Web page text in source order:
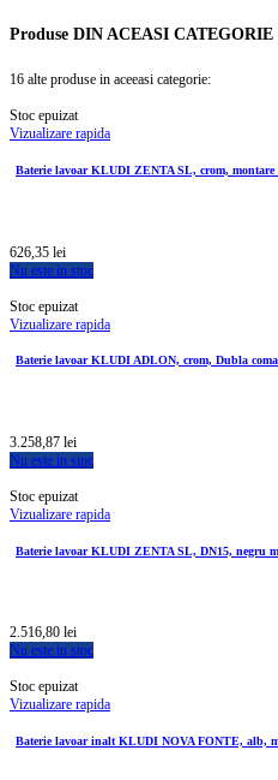
Produse DIN ACEASI CATEGORIE
16 alte produse in aceeasi categorie:
Stoc epuizat
Vizualizare rapida
Baterie lavoar KLUDI ZENTA SL, crom, montare
626,35 lei
Nu este in stoc
Stoc epuizat
Vizualizare rapida
Baterie lavoar KLUDI ADLON, crom, Dubla
3.258,87 lei
Nu este in stoc
Stoc epuizat
Vizualizare rapida
Baterie lavoar KLUDI ZENTA SL, DN15, negru
2.516,80 lei
Nu este in stoc
Stoc epuizat
Vizualizare rapida
Baterie lavoar inalt KLUDI NOVA FONTE, alb,